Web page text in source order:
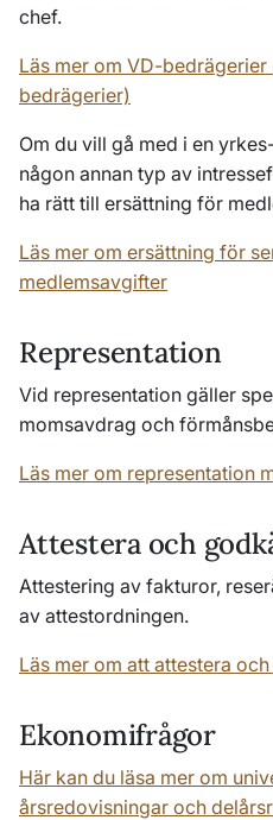
chef.
Läs mer om VD-
bedrägerier)
Om du vill gå med i en
någon annan typ av
ha rätt till ersättning för
Läs mer om ersättning för
medlemsavgifter
Representation
Vid representation gäller
momsavdrag och
Läs mer om representation
Attestera och
Attestering av fakturor,
av attestordningen.
Läs mer om att attestera
Ekonomifrågor
Här kan du läsa mer om
årsredovisningar och